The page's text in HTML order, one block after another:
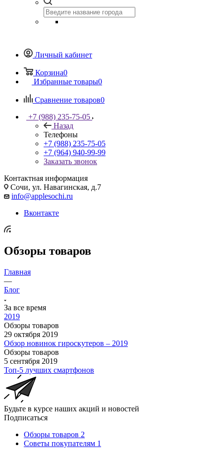
Личный кабинет
Корзина0
Избранные товары0
Сравнение товаров0
+7 (988) 235-75-05
Назад
Телефоны
+7 (988) 235-75-05
+7 (964) 940-99-99
Заказать звонок
Контактная информация
Сочи, ул. Навагинская, д.7
info@applesochi.ru
Вконтакте
Обзоры товаров
Главная
—
Блог
За все время
2019
Обзоры товаров
29 октября 2019
Обзор новинок гироскутеров – 2019
Обзоры товаров
5 сентября 2019
Топ-5 лучших смартфонов
Будьте в курсе наших акций и новостей
Подписаться
Обзоры товаров 2
Советы покупателям 1